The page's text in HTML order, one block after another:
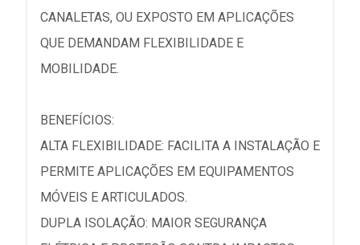
CANALETAS, OU EXPOSTO EM APLICAÇÕES
QUE DEMANDAM FLEXIBILIDADE E
MOBILIDADE.
BENEFÍCIOS:
ALTA FLEXIBILIDADE: FACILITA A INSTALAÇÃO E
PERMITE APLICAÇÕES EM EQUIPAMENTOS
MÓVEIS E ARTICULADOS.
DUPLA ISOLAÇÃO: MAIOR SEGURANÇA